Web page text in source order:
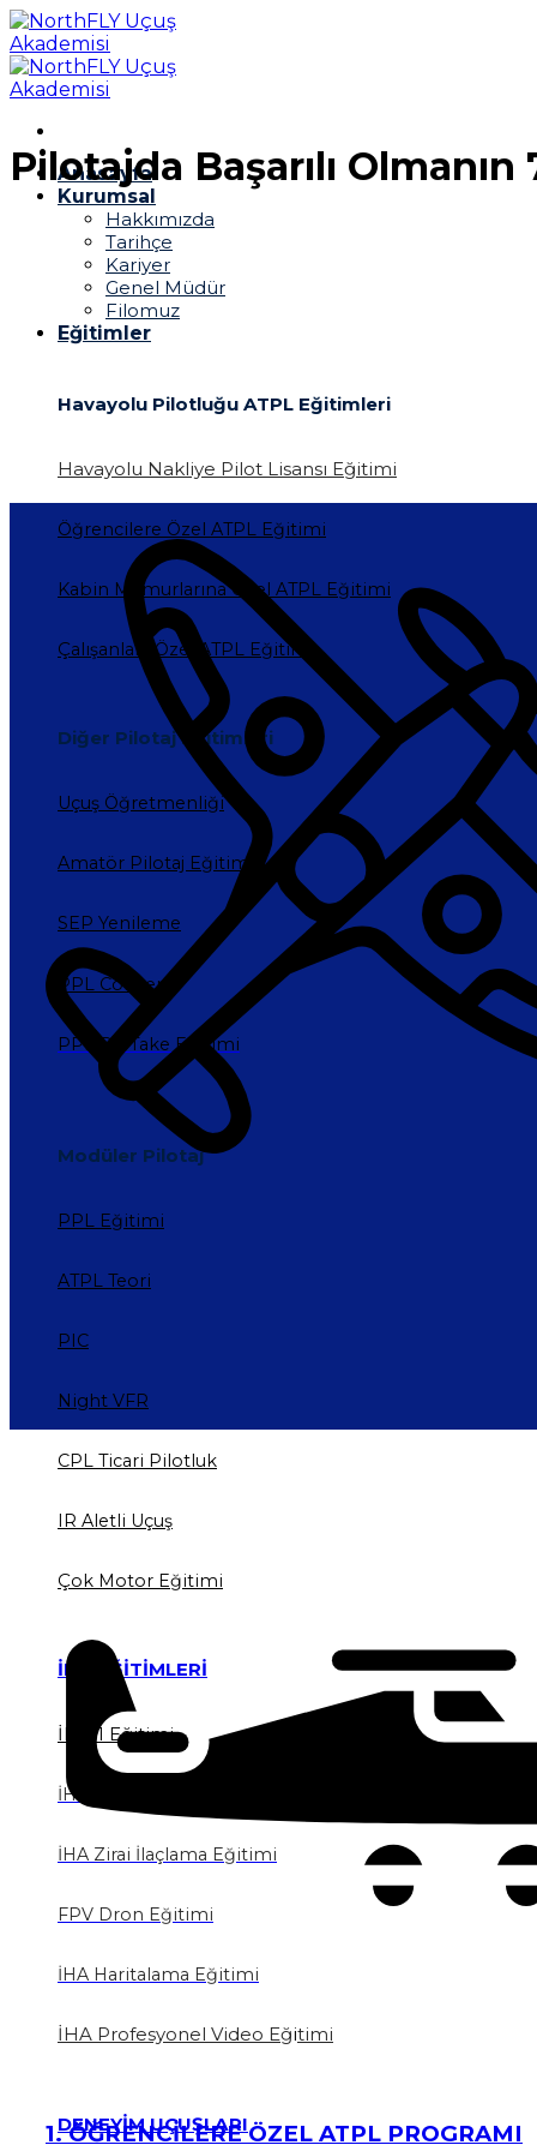
İçeriğe
atla
Anasayfa
Kurumsal
Hakkımızda
Tarihçe
Kariyer
Genel Müdür
Filomuz
Eğitimler
Havayolu Pilotluğu ATPL Eğitimleri
Havayolu Nakliye Pilot Lisansı Eğitimi
Öğrencilere Özel ATPL Eğitimi
Kabin Memurlarına Özel ATPL Eğitimi
Çalışanlara Özel ATPL Eğitimi
Diğer Pilotaj Eğitimleri
Uçuş Öğretmenliği
Amatör Pilotaj Eğitimi
SEP Yenileme
PPL Convert
PPL Re-Take Eğitimi
Modüler Pilotaj
PPL Eğitimi
ATPL Teori
PIC
Night VFR
CPL Ticari Pilotluk
IR Aletli Uçuş
Çok Motor Eğitimi
İHA EĞİTİMLERİ
İHA 1 Eğitimi
İHA 2 Eğitimi
İHA Zirai İlaçlama Eğitimi
FPV Dron Eğitimi
İHA Haritalama Eğitimi
İHA Profesyonel Video Eğitimi
DENEYİM UÇUŞLARI
Pilotajda Başarılı Olmanın
1. ÖĞRENCİLERE ÖZEL ATPL PROGRAMI